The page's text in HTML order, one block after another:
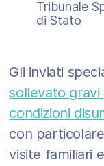
Tribunale
di Stato
Gli inviati
sollevato
condizioni
con
visite familiari